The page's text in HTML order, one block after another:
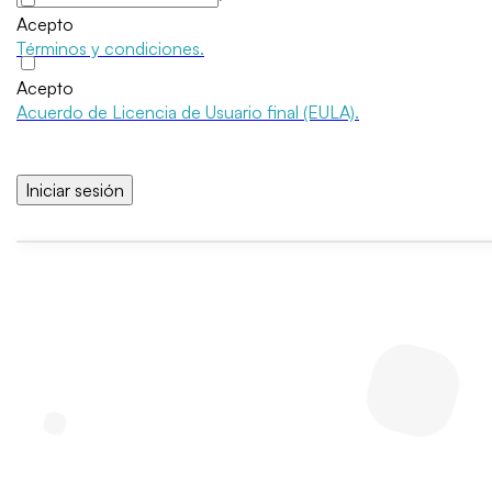
Acepto
Términos y condiciones.
Acepto
Acuerdo de Licencia de Usuario final (EULA).
Iniciar sesión